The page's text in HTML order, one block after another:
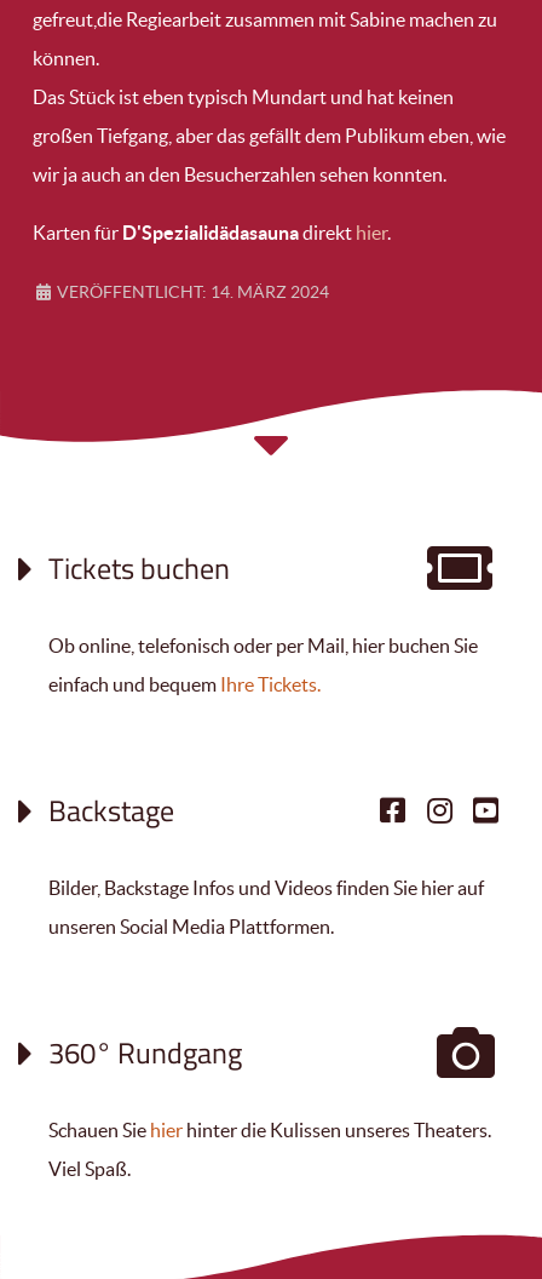
gefreut,die Regiearbeit zusammen mit Sabine machen zu
können.
Das Stück ist eben typisch Mundart und hat keinen
großen Tiefgang, aber das gefällt dem Publikum eben, wie
wir ja auch an den Besucherzahlen sehen konnten.
Karten für D'Spezialidädasaunadirekt hier.
VERÖFFENTLICHT: 14. MÄRZ 2024
Tickets buchen
Ob online, telefonisch oder per Mail, hier buchen Sie
einfach und bequem Ihre Tickets.
Backstage
Bilder, Backstage Infos und Videos finden Sie hier auf
unseren Social Media Plattformen.
360° Rundgang
Schauen Sie hier hinter die Kulissen unseres Theaters.
Viel Spaß.